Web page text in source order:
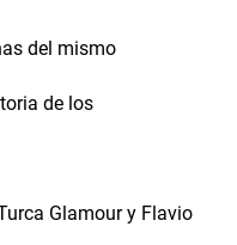
del mismo
de los
Glamour y Flavio